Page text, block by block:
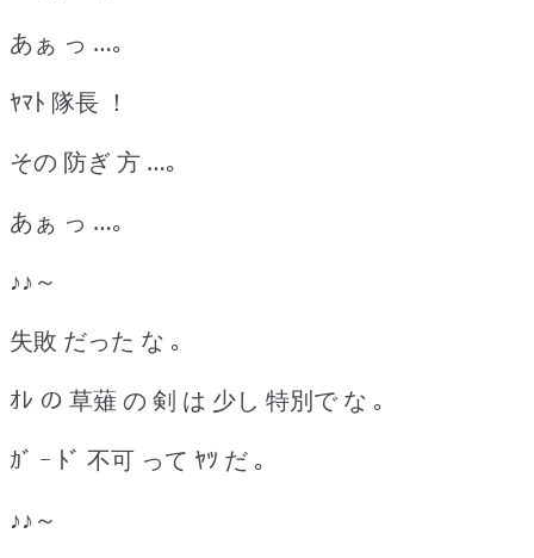
あぁ っ …｡
ﾔﾏﾄ 隊長 ！
その 防ぎ 方 …｡
あぁ っ …｡
♪♪～
失敗 だった な ｡
ｵﾚ の 草薙 の 剣 は 少し 特別で な ｡
ｶﾞ ｰ ﾄﾞ 不可 って ﾔﾂ だ ｡
♪♪～